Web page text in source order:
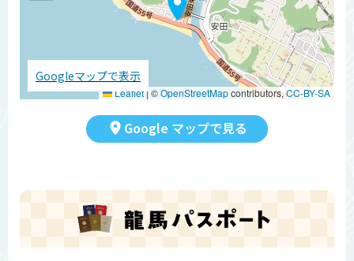
Leaflet | ©OpenStreetMapcontributors,CC-BY-SA
Googleマップで表示
Google マップで見る